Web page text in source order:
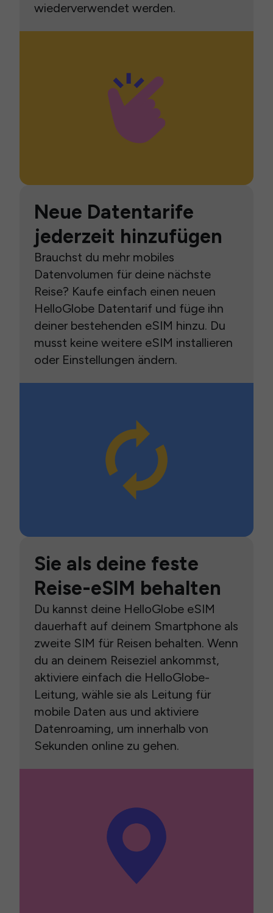
wiederverwendet werden.
Neue Datentarife
jederzeit hinzufügen
Brauchst du mehr mobiles
Datenvolumen für deine nächste
Reise? Kaufe einfach einen neuen
HelloGlobe Datentarif und füge ihn
deiner bestehenden eSIM hinzu. Du
musst keine weitere eSIM installieren
oder Einstellungen ändern.
Sie als deine feste
Reise-eSIM behalten
Du kannst deine HelloGlobe eSIM
dauerhaft auf deinem Smartphone als
zweite SIM für Reisen behalten. Wenn
du an deinem Reiseziel ankommst,
aktiviere einfach die HelloGlobe-
Leitung, wähle sie als Leitung für
mobile Daten aus und aktiviere
Datenroaming, um innerhalb von
Sekunden online zu gehen.